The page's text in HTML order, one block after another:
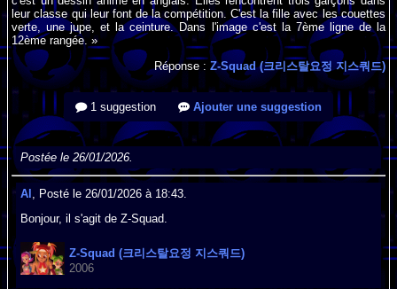
leur classe qui leur font de la compétition. C'est la fille avec les couettes
verte, une jupe, et la ceinture. Dans l'image c'est la 7ème ligne de la
12ème rangée. »
Réponse : Z-Squad (크리스탈요정 지스쿼드)
1 suggestion Ajouter une suggestion
Postée le 26/01/2026.
Al , Posté le 26/01/2026 à 18:43.
Bonjour, il s'agit de Z-Squad.
Z-Squad (크리스탈요정 지스쿼드)
2006